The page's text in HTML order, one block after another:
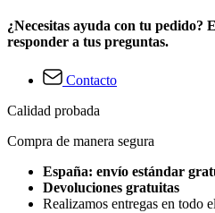
¿Necesitas ayuda con tu pedido?
responder a tus preguntas.
Contacto
Calidad probada
Compra de manera segura
España: envío estándar
Devoluciones gratuitas
Realizamos entregas en todo